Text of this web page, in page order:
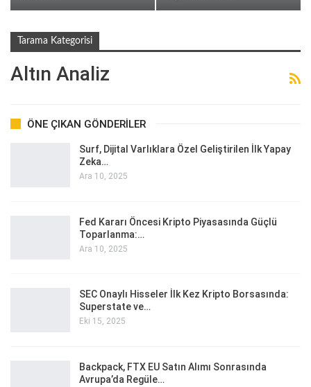
Tarama Kategorisi
Altın Analiz
ÖNE ÇIKAN GÖNDERILER
Surf, Dijital Varlıklara Özel Geliştirilen İlk Yapay
Zeka…
Ara 10, 2025
Fed Kararı Öncesi Kripto Piyasasında Güçlü
Toparlanma:…
Ara 10, 2025
SEC Onaylı Hisseler İlk Kez Kripto Borsasında:
Superstate ve…
Eki 15, 2025
Backpack, FTX EU Satın Alımı Sonrasında
Avrupa’da Regüle…